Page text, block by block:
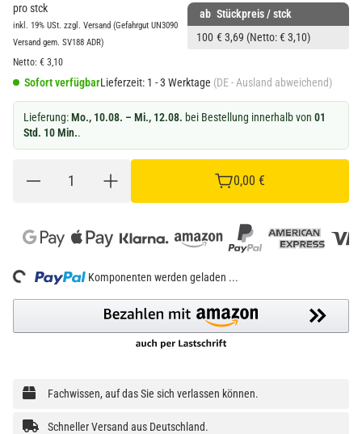
pro stck
inkl. 19% USt. zzgl. Versand (Gefahrgut UN3090
Versand gem. SV188 ADR)
Netto: € 3,10
ab Stückpreis / stck
100 € 3,69 (Netto: € 3,10)
Sofort verfügbarLieferzeit: 1 - 3 Werktage (DE - Ausland abweichend)
Lieferung:Mo., 10.08. – Mi., 12.08. bei Bestellung innerhalb von 01
Std. 10 Min..
0,00 €
Loading... Komponenten werden geladen ...
Fachwissen, auf das Sie sich verlassen können.
Schneller Versand aus Deutschland.